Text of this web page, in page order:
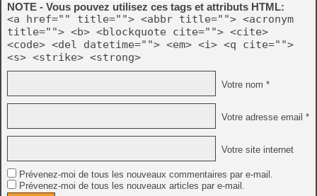
NOTE - Vous pouvez utilisez ces tags et attributs HTML:
<a href="" title=""> <abbr title=""> <acronym
title=""> <b> <blockquote cite=""> <cite>
<code> <del datetime=""> <em> <i> <q cite="">
<s> <strike> <strong>
Votre nom *
Votre adresse email *
Votre site internet
Prévenez-moi de tous les nouveaux commentaires par e-mail.
Prévenez-moi de tous les nouveaux articles par e-mail.